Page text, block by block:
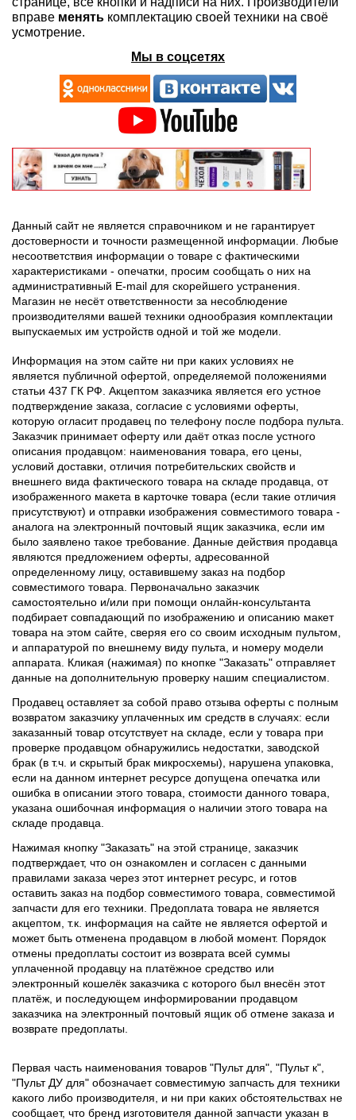
вправе менять комплектацию своей техники на своё
усмотрение.
Мы в соцсетях
Данный сайт не является справочником и не гарантирует
достоверности и точности размещенной информации. Любые
несоответствия информации о товаре с фактическими
характеристиками - опечатки, просим сообщать о них на
административный E-mail для скорейшего устранения.
Магазин не несёт ответственности за несоблюдение
производителями вашей техники однообразия комплектации
выпускаемых им устройств одной и той же модели.
Информация на этом сайте ни при каких условиях не
является публичной офертой, определяемой положениями
статьи 437 ГК РФ. Акцептом заказчика является его устное
подтверждение заказа, согласие с условиями оферты,
которую огласит продавец по телефону после подбора пульта.
Заказчик принимает оферту или даёт отказ после устного
описания продавцом: наименования товара, его цены,
условий доставки, отличия потребительских свойств и
внешнего вида фактического товара на складе продавца, от
изображенного макета в карточке товара (если такие отличия
присутствуют) и отправки изображения совместимого товара -
аналога на электронный почтовый ящик заказчика, если им
было заявлено такое требование. Данные действия продавца
являются предложением оферты, адресованной
определенному лицу, оставившему заказ на подбор
совместимого товара. Первоначально заказчик
самостоятельно и/или при помощи онлайн-консультанта
подбирает совпадающий по изображению и описанию макет
товара на этом сайте, сверяя его со своим исходным пультом,
и аппаратурой по внешнему виду пульта, и номеру модели
аппарата. Кликая (нажимая) по кнопке "Заказать" отправляет
данные на дополнительную проверку нашим специалистом.
Продавец оставляет за собой право отзыва оферты с полным
возвратом заказчику уплаченных им средств в случаях: если
заказанный товар отсутствует на складе, если у товара при
проверке продавцом обнаружились недостатки, заводской
брак (в т.ч. и скрытый брак микросхемы), нарушена упаковка,
если на данном интернет ресурсе допущена опечатка или
ошибка в описании этого товара, стоимости данного товара,
указана ошибочная информация о наличии этого товара на
складе продавца.
Нажимая кнопку "Заказать" на этой странице, заказчик
подтверждает, что он ознакомлен и согласен с данными
правилами заказа через этот интернет ресурс, и готов
оставить заказ на подбор совместимого товара, совместимой
запчасти для его техники. Предоплата товара не является
акцептом, т.к. информация на сайте не является офертой и
может быть отменена продавцом в любой момент. Порядок
отмены предоплаты состоит из возврата всей суммы
уплаченной продавцу на платёжное средство или
электронный кошелёк заказчика с которого был внесён этот
платёж, и последующем информировании продавцом
заказчика на электронный почтовый ящик об отмене заказа и
возврате предоплаты.
Первая часть наименования товаров "Пульт для", "Пульт к",
"Пульт ДУ для" обозначает совместимую запчасть для техники
какого либо производителя, и ни при каких обстоятельствах не
сообщает, что бренд изготовителя данной запчасти указан в